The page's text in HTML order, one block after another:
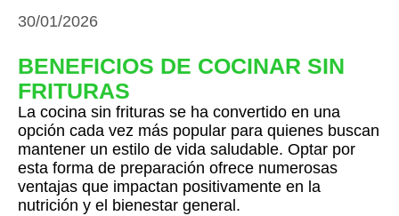
30/01/2026
BENEFICIOS DE COCINAR SIN
FRITURAS
La cocina sin frituras se ha convertido en una
opción cada vez más popular para quienes buscan
mantener un estilo de vida saludable. Optar por
esta forma de preparación ofrece numerosas
ventajas que impactan positivamente en la
nutrición y el bienestar general.